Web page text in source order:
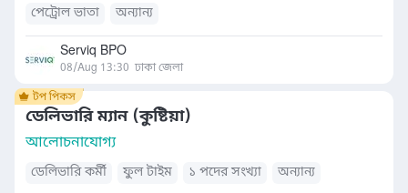
পেট্রোল ভাতা
অন্যান্য
Serviq BPO
08/Aug 13:30 ঢাকা জেলা
ডেলিভারি ম্যান (কুষ্টিয়া)
আলোচনাযোগ্য
ডেলিভারি কর্মী ফুল টাইম ১ পদের সংখ্যা অন্যান্য